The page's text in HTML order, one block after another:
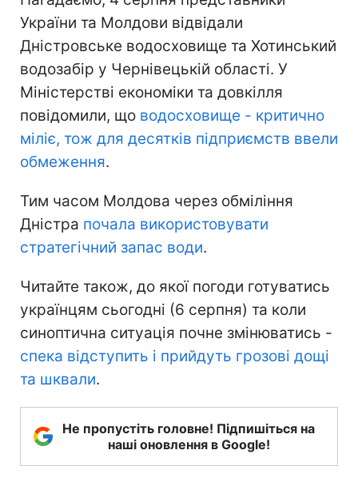
України та Молдови відвідали
Дністровське водосховище та Хотинський
водозабір у Чернівецькій області. У
Міністерстві економіки та довкілля
повідомили, що водосховище - критично
міліє, тож для десятків підприємств ввели
обмеження.
Тим часом Молдова через обміління
Дністра почала використовувати
стратегічний запас води.
Читайте також, до якої погоди готуватись
українцям сьогодні (6 серпня) та коли
синоптична ситуація почне змінюватись -
спека відступить і прийдуть грозові дощі
та шквали.
Не пропустіть головне! Підпишіться на
наші оновлення в Google!